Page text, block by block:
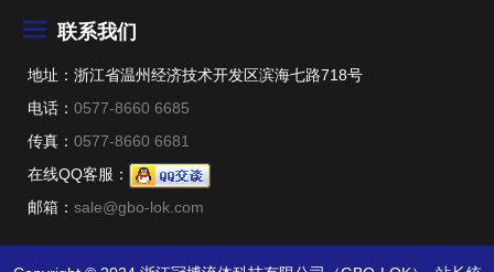
联系我们
地址：浙江省温州经济技术开发区滨海七路718号
电话： 0577-8660 6685
传真： 0577-8660 6681
在线QQ客服：
邮箱： sale@gbo-lok.com